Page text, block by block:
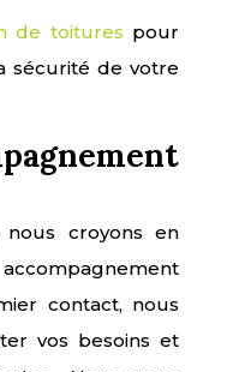
de toitures pour
sécurité de votre
nous croyons en
contact, nous
vos besoins et